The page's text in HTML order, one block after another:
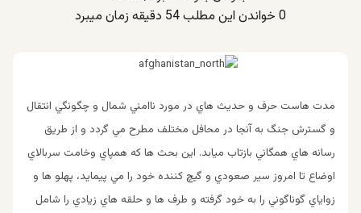
0 خواندن این مطلب 54 دقیقه زمان میبرد
مدت هاست حرف و حديث هاي در مورد ناامني شمال و چگونگي انتقال
و گسترش جنگ به آنجا در محافل مختلف مطرح مي گردد و از طريق
رسانه هاي همگاني بازتاب ميابد. اين بحث ها كه همپاي وخامت سربالاي
اوضاع تا امروز سير صعودي و گيچ كننده خود را مي پيمايد، پهلو ها و
زواياي گوناگوني را به خود گرفته و طرف ها و حلقه هاي زيادي را شامل